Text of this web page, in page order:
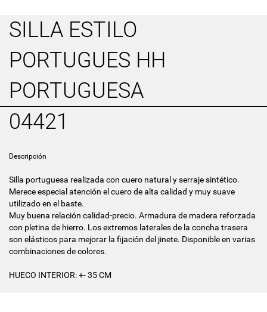
SILLA ESTILO
PORTUGUES HH
PORTUGUESA
04421
Descripción
Silla portuguesa realizada con cuero natural y serraje sintético.
Merece especial atención el cuero de alta calidad y muy suave
utilizado en el baste.
Muy buena relación calidad-precio. Armadura de madera reforzada
con pletina de hierro. Los extremos laterales de la concha trasera
son elásticos para mejorar la fijación del jinete. Disponible en varias
combinaciones de colores.
HUECO INTERIOR: +- 35 CM